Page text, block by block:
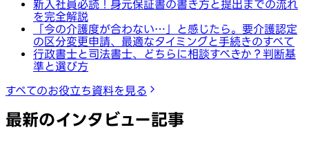
新入社員必読！身元保証書の書き方と提出までの流れ
を完全解説
「今の介護度が合わない…」と感じたら。要介護認定
の区分変更申請、最適なタイミングと手続きのすべて
行政書士と司法書士、どちらに相談すべきか？判断基
準と選び方
すべてのお役立ち資料を見る
最新のインタビュー記事